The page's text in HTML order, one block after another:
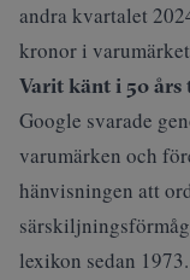
andra kvartalet
kronor i
Varit känt i 50 års
Google svarade
varumärken och
hänvisningen att
lexikon sedan 1973.